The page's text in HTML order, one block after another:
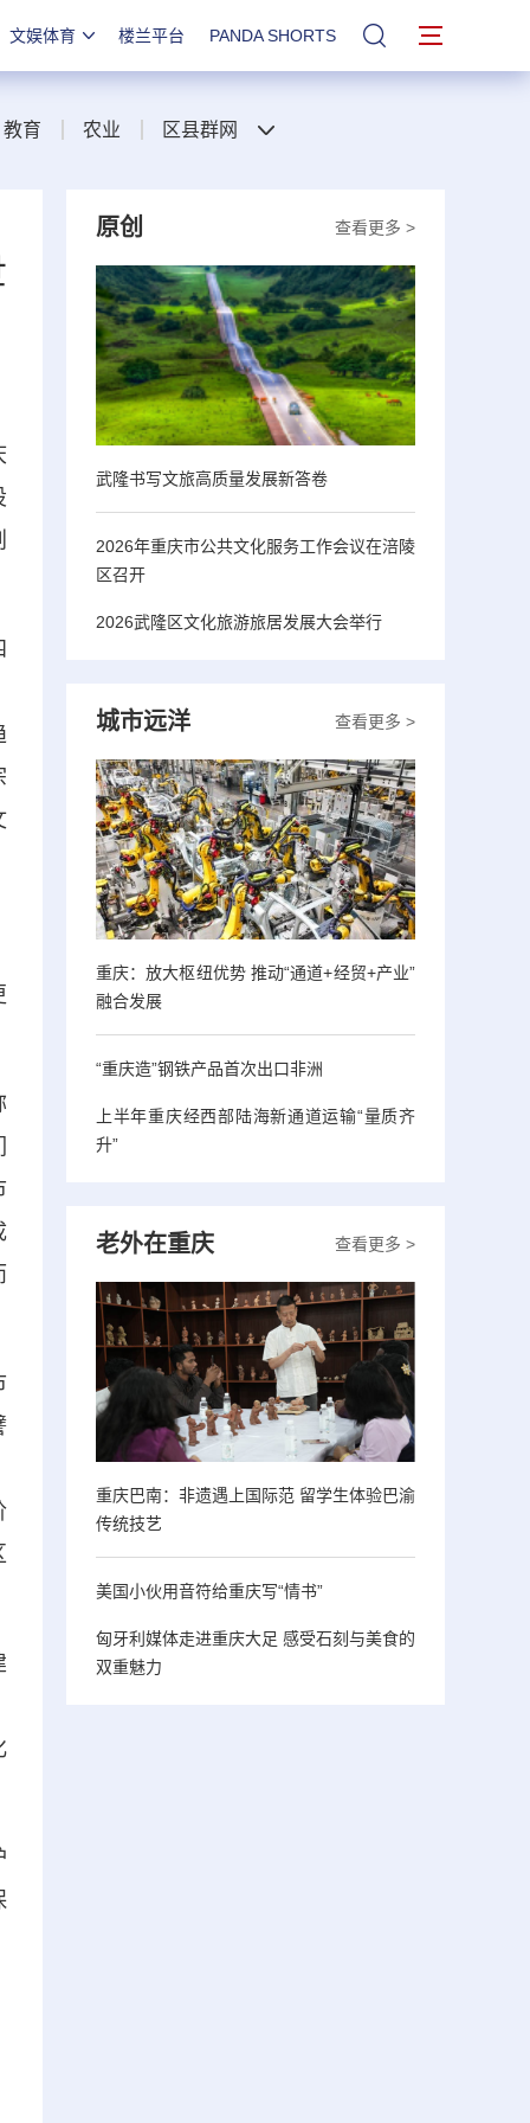
文娱体育 楼兰平台 PANDA SHORTS 站内搜索
教育 农业 区县群网
查看更多 >
原创
武隆书写文旅高质量发展新答卷
2026年重庆市公共文化服务工作会议在涪陵
区召开
2026武隆区文化旅游旅居发展大会举行
查看更多 >
城市远洋
重庆：放大枢纽优势 推动“通道+经贸+产业”
融合发展
“重庆造”钢铁产品首次出口非洲
上半年重庆经西部陆海新通道运输“量质齐
升”
查看更多 >
老外在重庆
重庆巴南：非遗遇上国际范 留学生体验巴渝
传统技艺
美国小伙用音符给重庆写“情书”
匈牙利媒体走进重庆大足 感受石刻与美食的
双重魅力